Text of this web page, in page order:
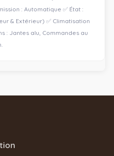
: Automatique ✅ État :
& Extérieur) ✅ Climatisation
: Jantes alu, Commandes au